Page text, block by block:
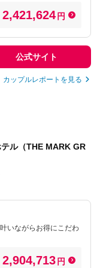
2,421,624 円
公式サイト
カップルレポートを見る
ル（THE MARK GR
いながらお得にこだわ
2,904,713 円